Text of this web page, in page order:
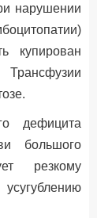
нарушении
купирован
дефицита
большого
резкому